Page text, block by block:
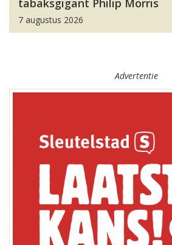
tabaksgigant Philip Morris
7 augustus 2026
Advertentie